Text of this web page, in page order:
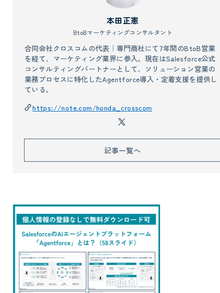
本田正憲
BtoBマーケティングコンサルタント
合同会社クロスコムの代表｜専門商社にて7年間のBtoB営業
を経て、マーケティング業界に参入。現在はSalesforce公式
コンサルティングパートナーとして、ソリューション営業の
業務プロセスに特化したAgentforce導入・定着支援を提供し
ている。
https://note.com/honda_crosscom
記事一覧へ